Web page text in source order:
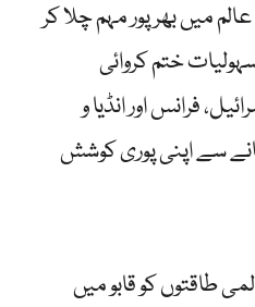
عالم میں بھرپور مہم چلا کر
ختم کروائی
فرانس اور انڈیا و
سے اپنی پوری کوشش
طاقتوں کو قابو میں